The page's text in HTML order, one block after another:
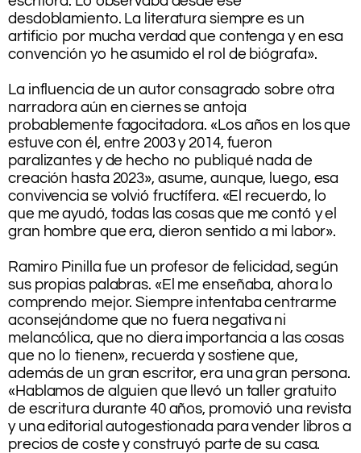
desdoblamiento. La literatura siempre es un
artificio por mucha verdad que contenga y en esa
convención yo he asumido el rol de biógrafa».
La influencia de un autor consagrado sobre otra
narradora aún en ciernes se antoja
probablemente fagocitadora. «Los años en los que
estuve con él, entre 2003 y 2014, fueron
paralizantes y de hecho no publiqué nada de
creación hasta 2023», asume, aunque, luego, esa
convivencia se volvió fructífera. «El recuerdo, lo
que me ayudó, todas las cosas que me contó y el
gran hombre que era, dieron sentido a mi labor».
Ramiro Pinilla fue un profesor de felicidad, según
sus propias palabras. «El me enseñaba, ahora lo
comprendo mejor. Siempre intentaba centrarme
aconsejándome que no fuera negativa ni
melancólica, que no diera importancia a las cosas
que no lo tienen», recuerda y sostiene que,
además de un gran escritor, era una gran persona.
«Hablamos de alguien que llevó un taller gratuito
de escritura durante 40 años, promovió una revista
y una editorial autogestionada para vender libros a
precios de coste y construyó parte de su casa.